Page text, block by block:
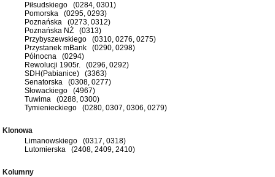
Piłsudskiego (0284, 0301)
Pomorska (0295, 0293)
Poznańska (0273, 0312)
Poznańska NŻ (0313)
Przybyszewskiego (0310, 0276, 0275)
Przystanek mBank (0290, 0298)
Północna (0294)
Rewolucji 1905r. (0296, 0292)
SDH(Pabianice) (3363)
Senatorska (0308, 0277)
Słowackiego (4967)
Tuwima (0288, 0300)
Tymienieckiego (0280, 0307, 0306, 0279)
Klonowa
Limanowskiego (0317, 0318)
Lutomierska (2408, 2409, 2410)
Kolumny